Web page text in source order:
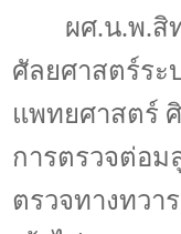
ผศ.น.พ.สิ
ศัลยศาสตร์ระ
แพทยศาสตร์
การตรวจต่อม
ตรวจทางทวา